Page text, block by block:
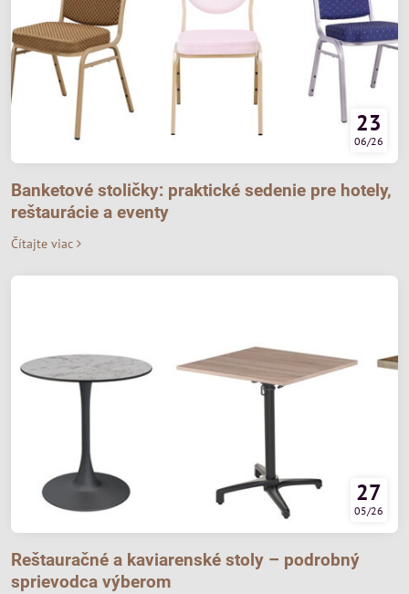
23
06/26
Banketové stoličky: praktické sedenie pre hotely,
reštaurácie a eventy
Čítajte viac
27
05/26
Reštauračné a kaviarenské stoly – podrobný
sprievodca výberom